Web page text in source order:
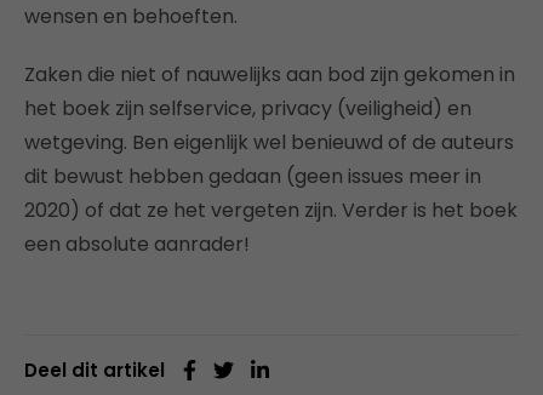
wensen en behoeften.
Zaken die niet of nauwelijks aan bod zijn gekomen in
het boek zijn selfservice, privacy (veiligheid) en
wetgeving. Ben eigenlijk wel benieuwd of de auteurs
dit bewust hebben gedaan (geen issues meer in
2020) of dat ze het vergeten zijn. Verder is het boek
een absolute aanrader!
Deel dit artikel